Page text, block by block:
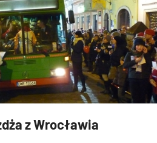
z Wrocławia